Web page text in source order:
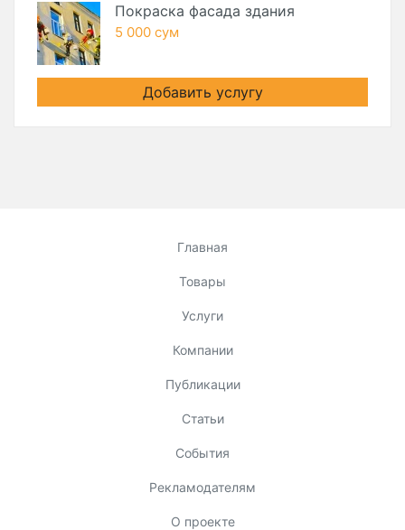
Покраска фасада здания
5 000 сум
Добавить услугу
Главная
Товары
Услуги
Компании
Публикации
Статьи
События
Рекламодателям
О проекте